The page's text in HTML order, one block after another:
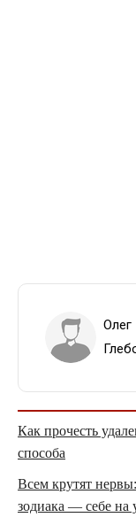
Олег
Как прочесть
способа
Всем крутят
зодиака — себе на